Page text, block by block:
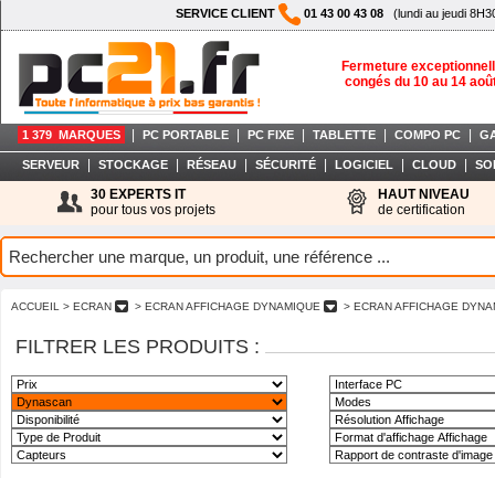
SERVICE CLIENT 01 43 00 43 08 (lundi au jeudi
Fermeture
congés du 10 au 14
1 379 MARQUES PC PORTABLE PC FIXE TABLETTE COMPO PC
SERVEUR STOCKAGE RÉSEAU SÉCURITÉ LOGICIEL CLOUD
30 EXPERTS IT
pour tous vos projets
HAUT NIVEAU
de certification
ACCUEIL > ECRAN > ECRAN AFFICHAGE DYNAMIQUE > ECRAN AFFICHAGE
FILTRER LES PRODUITS :